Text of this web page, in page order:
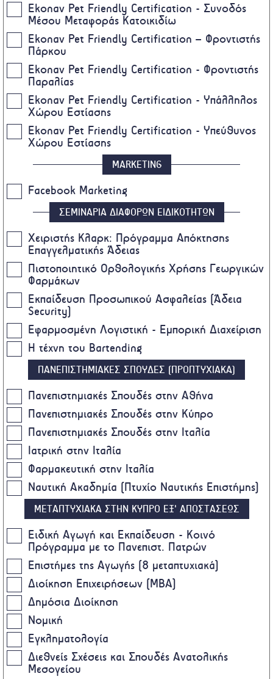
Ekonav Pet Friendly Certification - Συνοδός
Μέσου Μεταφοράς Κατοικιδίω
Ekonav Pet Friendly Certification – Φροντιστής
Πάρκου
Ekonav Pet Friendly Certification - Φροντιστής
Παραλίας
Ekonav Pet Friendly Certification - Υπάλληλος
Χώρου Εστίασης
Ekonav Pet Friendly Certification - Υπεύθυνος
Χώρου Εστίασης
MARKETING
Facebook Marketing
ΣΕΜΙΝΑΡΙΑ ΔΙΑΦΟΡΩΝ ΕΙΔΙΚΟΤΗΤΩΝ
Χειριστής Κλαρκ: Πρόγραμμα Απόκτησης
Επαγγελματικής Άδειας
Πιστοποιητικό Ορθολογικής Χρήσης Γεωργικών
Φαρμάκων
Eκπαίδευση Προσωπικού Ασφαλείας (Άδεια
Security)
Εφαρμοσμένη Λογιστική - Εμπορική Διαχείριση
Η τέχνη του Bartending
ΠΑΝΕΠΙΣΤΗΜΙΑΚΕΣ ΣΠΟΥΔΕΣ (ΠΡΟΠΤΥΧΙΑΚΑ)
Πανεπιστημιακές Σπουδές στην Αθήνα
Πανεπιστημιακές Σπουδές στην Κύπρο
Πανεπιστημιακές Σπουδές στην Ιταλία
Ιατρική στην Ιταλία
Φαρμακευτική στην Ιταλία
Ναυτική Ακαδημία (Πτυχίο Ναυτικής Επιστήμης)
ΜΕΤΑΠΤΥΧΙΑΚΑ ΣΤΗΝ ΚΥΠΡΟ ΕΞ' ΑΠΟΣΤΑΣΕΩΣ
Ειδική Αγωγή και Εκπαίδευση - Κοινό
Πρόγραμμα με το Πανεπιστ. Πατρών
Επιστήμες της Αγωγής (8 μεταπτυχιακά)
Διοίκηση Επιχειρήσεων (MBA)
Δημόσια Διοίκηση
Νομική
Εγκληματολογία
Διεθνείς Σχέσεις και Σπουδές Ανατολικής
Μεσογείου